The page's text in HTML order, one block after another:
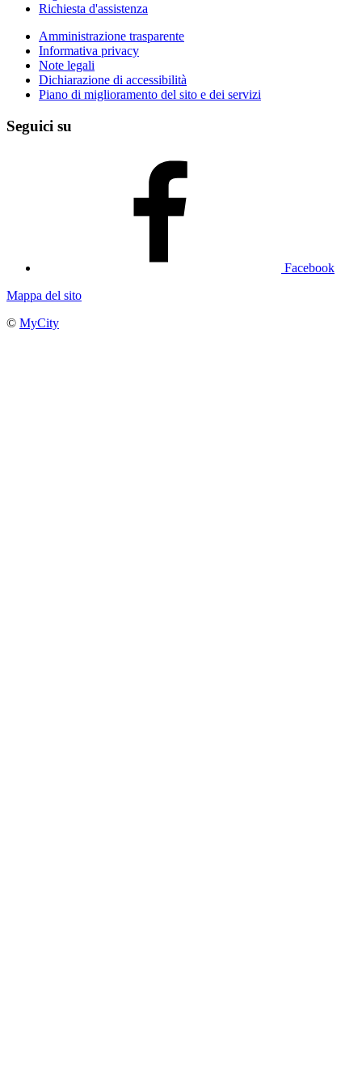
Richiesta d'assistenza
Amministrazione trasparente
Informativa privacy
Note legali
Dichiarazione di accessibilità
Piano di miglioramento del sito e dei servizi
Seguici su
Facebook
Mappa del sito
© MyCity